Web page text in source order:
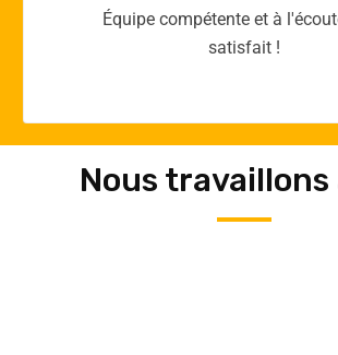
Merci yellow365.work pour votre
Nous travaillons